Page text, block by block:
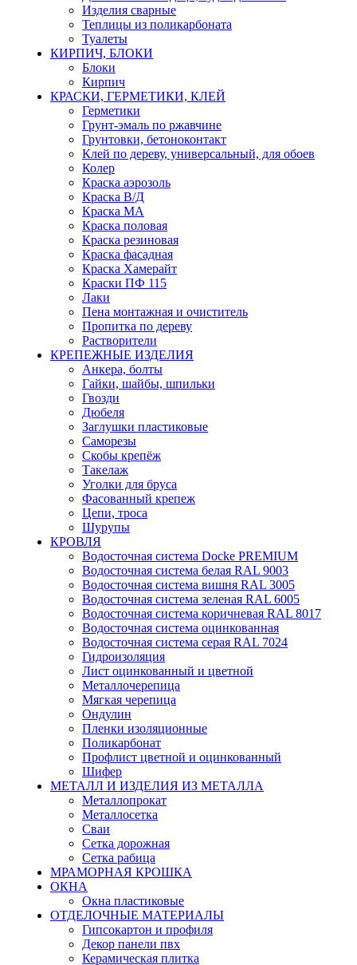
Изделия сварные
Теплицы из поликарбоната
Туалеты
КИРПИЧ, БЛОКИ
Блоки
Кирпич
КРАСКИ, ГЕРМЕТИКИ, КЛЕЙ
Герметики
Грунт-эмаль по ржавчине
Грунтовки, бетоноконтакт
Клей по дереву, универсальный, для обоев
Колер
Краска аэрозоль
Краска В/Д
Краска МА
Краска половая
Краска резиновая
Краска фасадная
Краска Хамерайт
Краски ПФ 115
Лаки
Пена монтажная и очиститель
Пропитка по дереву
Растворители
КРЕПЕЖНЫЕ ИЗДЕЛИЯ
Анкера, болты
Гайки, шайбы, шпильки
Гвозди
Дюбеля
Заглушки пластиковые
Саморезы
Скобы крепёж
Такелаж
Уголки для бруса
Фасованный крепеж
Цепи, троса
Шурупы
КРОВЛЯ
Водосточная система Docke PREMIUM
Водосточная система белая RAL 9003
Водосточная система вишня RAL 3005
Водосточная система зеленая RAL 6005
Водосточная система коричневая RAL 8017
Водосточная система оцинкованная
Водосточная система серая RAL 7024
Гидроизоляция
Лист оцинкованный и цветной
Металлочерепица
Мягкая черепица
Ондулин
Пленки изоляционные
Поликарбонат
Профлист цветной и оцинкованный
Шифер
МЕТАЛЛ И ИЗДЕЛИЯ ИЗ МЕТАЛЛА
Металлопрокат
Металлосетка
Сваи
Сетка дорожная
Сетка рабица
МРАМОРНАЯ КРОШКА
ОКНА
Окна пластиковые
ОТДЕЛОЧНЫЕ МАТЕРИАЛЫ
Гипсокартон и профиля
Декор панели пвх
Керамическая плитка